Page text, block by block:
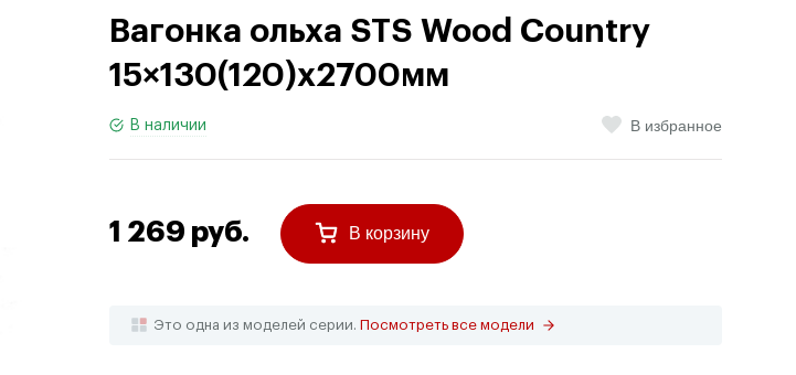
Вагонка ольха STS Wood Country
15×130(120)х2700мм
В наличии В избранное
1 269 руб. В корзину
Это одна из моделей серии. Посмотреть все модели